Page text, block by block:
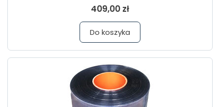
409,00 zł
Do koszyka